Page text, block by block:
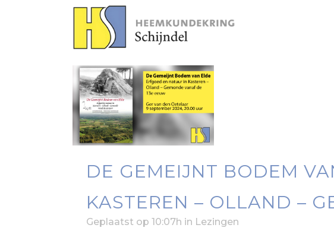
DE GEMEIJNT BODEM
KASTEREN – OLLAND –
Geplaatst op 10:07h in Lezingen